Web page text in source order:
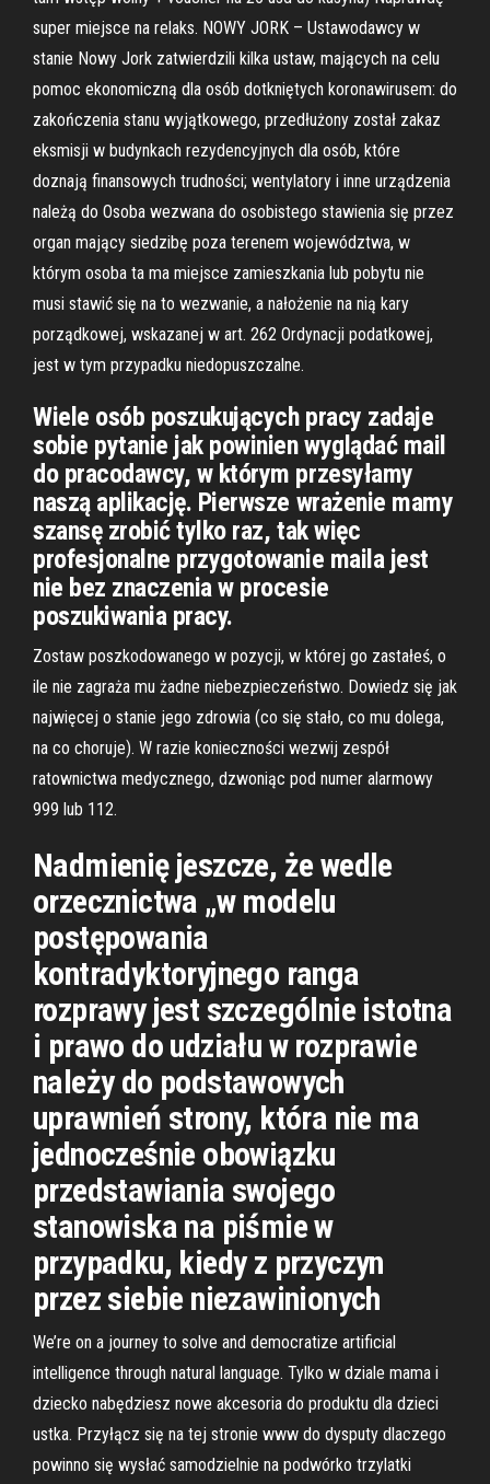
super miejsce na relaks. NOWY JORK – Ustawodawcy w
stanie Nowy Jork zatwierdzili kilka ustaw, mających na celu
pomoc ekonomiczną dla osób dotkniętych koronawirusem: do
zakończenia stanu wyjątkowego, przedłużony został zakaz
eksmisji w budynkach rezydencyjnych dla osób, które
doznają finansowych trudności; wentylatory i inne urządzenia
należą do Osoba wezwana do osobistego stawienia się przez
organ mający siedzibę poza terenem województwa, w
którym osoba ta ma miejsce zamieszkania lub pobytu nie
musi stawić się na to wezwanie, a nałożenie na nią kary
porządkowej, wskazanej w art. 262 Ordynacji podatkowej,
jest w tym przypadku niedopuszczalne.
Wiele osób poszukujących pracy zadaje
sobie pytanie jak powinien wyglądać mail
do pracodawcy, w którym przesyłamy
naszą aplikację. Pierwsze wrażenie mamy
szansę zrobić tylko raz, tak więc
profesjonalne przygotowanie maila jest
nie bez znaczenia w procesie
poszukiwania pracy.
Zostaw poszkodowanego w pozycji, w której go zastałeś, o
ile nie zagraża mu żadne niebezpieczeństwo. Dowiedz się jak
najwięcej o stanie jego zdrowia (co się stało, co mu dolega,
na co choruje). W razie konieczności wezwij zespół
ratownictwa medycznego, dzwoniąc pod numer alarmowy
999 lub 112.
Nadmienię jeszcze, że wedle
orzecznictwa „w modelu
postępowania
kontradyktoryjnego ranga
rozprawy jest szczególnie istotna
i prawo do udziału w rozprawie
należy do podstawowych
uprawnień strony, która nie ma
jednocześnie obowiązku
przedstawiania swojego
stanowiska na piśmie w
przypadku, kiedy z przyczyn
przez siebie niezawinionych
We’re on a journey to solve and democratize artificial
intelligence through natural language. Tylko w dziale mama i
dziecko nabędziesz nowe akcesoria do produktu dla dzieci
ustka. Przyłącz się na tej stronie www do dysputy dlaczego
powinno się wysłać samodzielnie na podwórko trzylatki